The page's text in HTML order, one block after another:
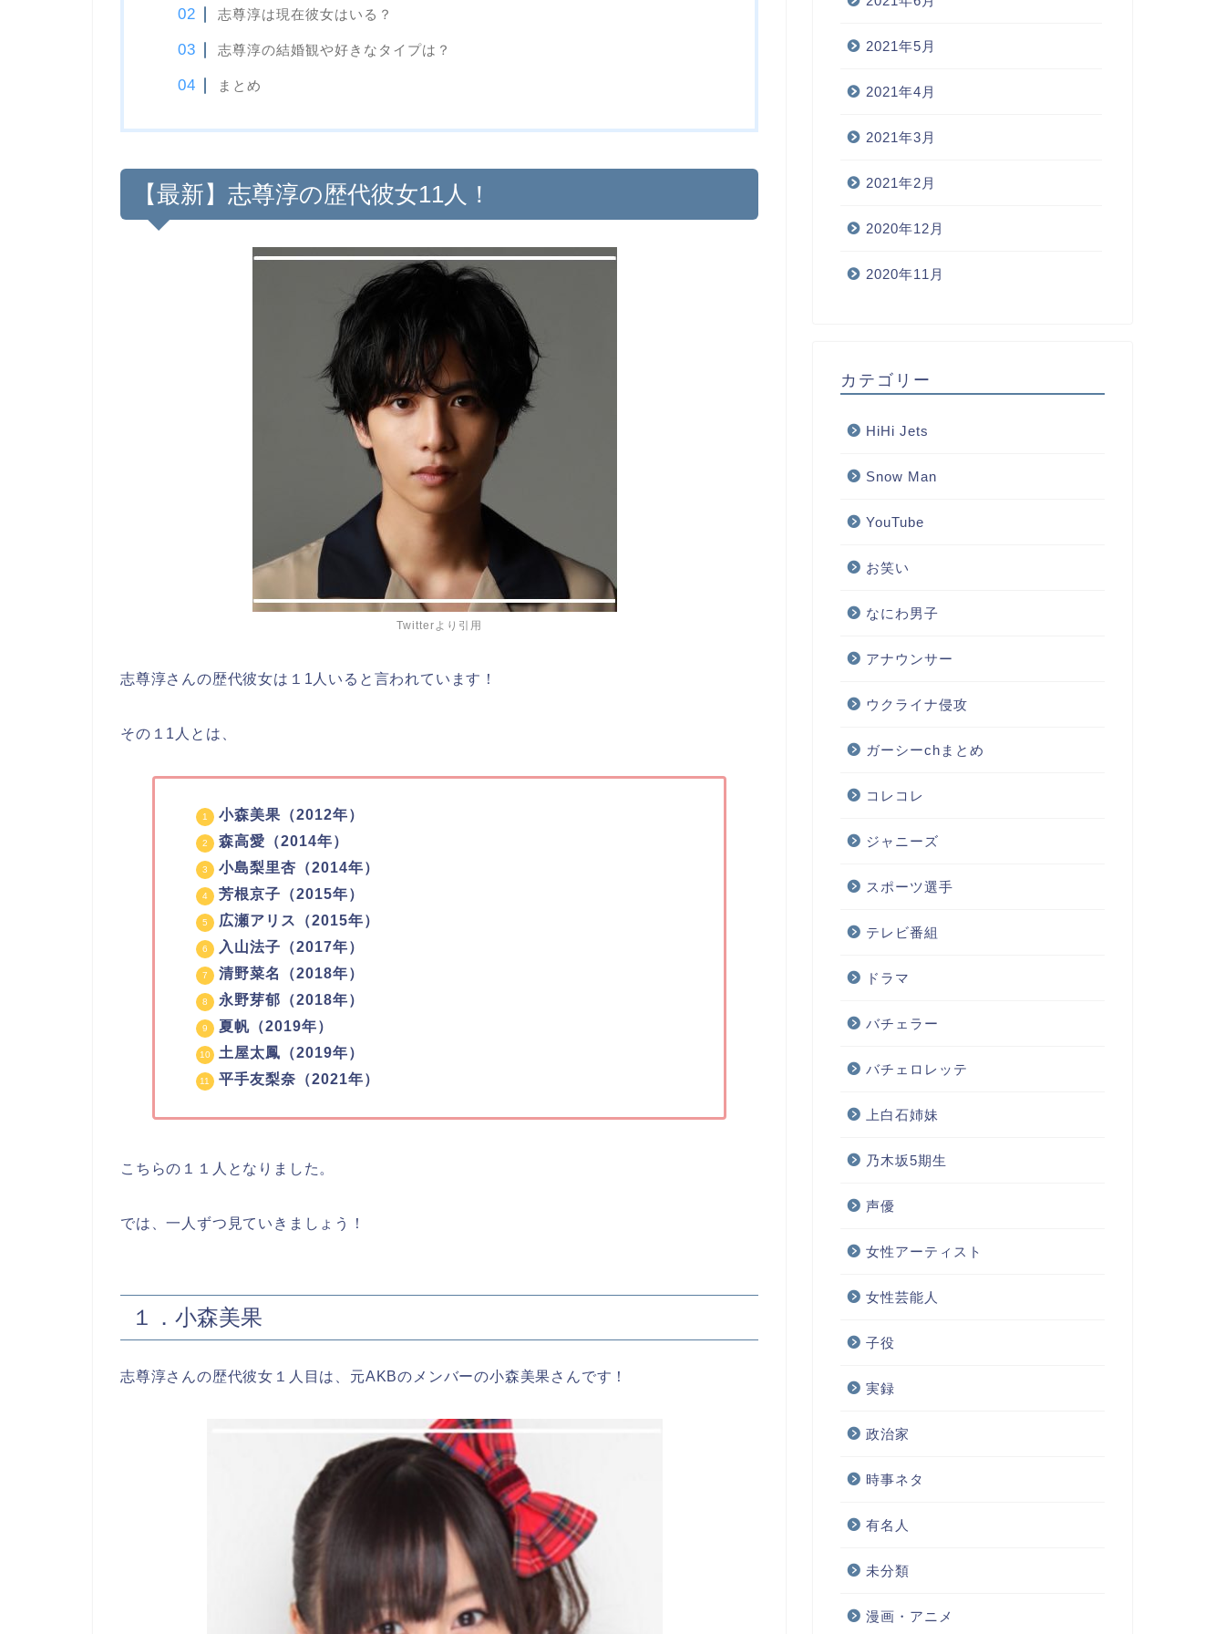
志尊淳は現在彼女はいる？
志尊淳の結婚観や好きなタイプは？
まとめ
【最新】志尊淳の歴代彼女11人！
Twitterより引用
志尊淳さんの歴代彼女は１1人いると言われています！
その１1人とは、
小森美果（2012年）
森高愛（2014年）
小島梨里杏（2014年）
芳根京子（2015年）
広瀬アリス（2015年）
入山法子（2017年）
清野菜名（2018年）
永野芽郁（2018年）
夏帆（2019年）
土屋太鳳（2019年）
平手友梨奈（2021年）
こちらの１１人となりました。
では、一人ずつ見ていきましょう！
１．小森美果
志尊淳さんの歴代彼女１人目は、元AKBのメンバーの小森美果さんです！
2021年5月
2021年4月
2021年3月
2021年2月
2020年12月
2020年11月
カテゴリー
HiHi Jets
Snow Man
YouTube
お笑い
なにわ男子
アナウンサー
ウクライナ侵攻
ガーシーchまとめ
コレコレ
ジャニーズ
スポーツ選手
テレビ番組
ドラマ
バチェラー
バチェロレッテ
上白石姉妹
乃木坂5期生
声優
女性アーティスト
女性芸能人
子役
実録
政治家
時事ネタ
有名人
未分類
漫画・アニメ